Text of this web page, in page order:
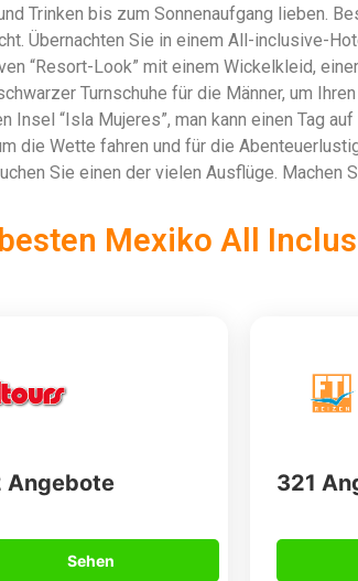
Trinken bis zum Sonnenaufgang lieben.
Übernachten Sie in einem All-inclusive-
“Resort-Look” mit einem Wickelkleid,
Turnschuhe für die Männer, um
Insel “Isla Mujeres”, man kann einen Tag
die Wette fahren und für die
Sie einen der vielen Ausflüge.
Mexiko All
Angebote
Sehen
321